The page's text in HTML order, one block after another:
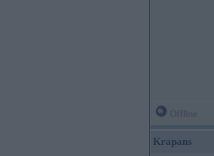
Krapans